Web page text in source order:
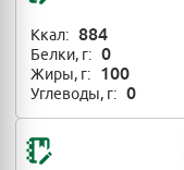
Ккал: 884
Белки, г: 0
Жиры, г: 100
Углеводы, г: 0